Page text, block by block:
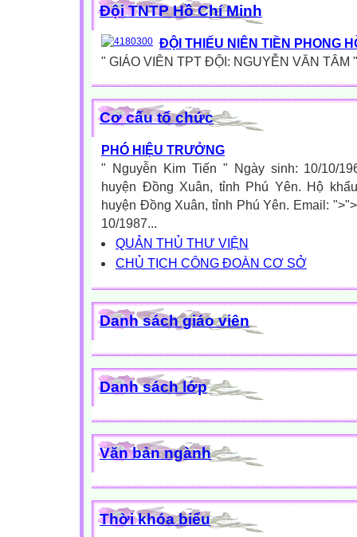
Đội TNTP Hồ Chí Minh
ĐỘI THIẾU NIÊN TIỀN PHONG
" GIÁO VIÊN TPT ĐỘI: NGUYỄN VĂN TÂM
Cơ cấu tổ chức
PHÓ HIỆU TRƯỞNG
" Nguyễn Kim Tiến " Ngày sinh: 10/10/
huyện Đồng Xuân, tỉnh Phú Yên. Hộ
huyện Đồng Xuân, tỉnh Phú Yên. Email:
10/1987...
QUẢN THỦ THƯ VIỆN
CHỦ TỊCH CÔNG ĐOÀN CƠ SỞ
Danh sách giáo viên
Danh sách lớp
Văn bản ngành
Thời khóa biểu